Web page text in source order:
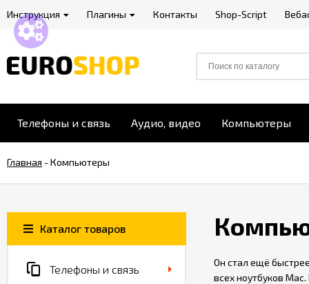
Инструкция Плагины Контакты Shop-Script
Телефоны и связь Аудио, видео Компьютеры
Главная -Компьютеры
Он стал ещё
всех ноутбуков
Каталог товаров
Телефоны и связь